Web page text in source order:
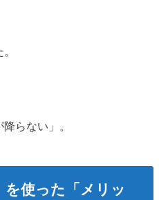
らない」。
を使った「メリッ